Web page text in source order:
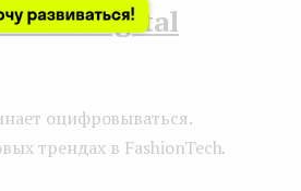
и digital
оцифровываться.
трендах в FashionTech.